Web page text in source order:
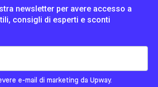
newsletter per avere accesso a
consigli di esperti e sconti
essere contattato/a?
e-mail di marketing da Upway.